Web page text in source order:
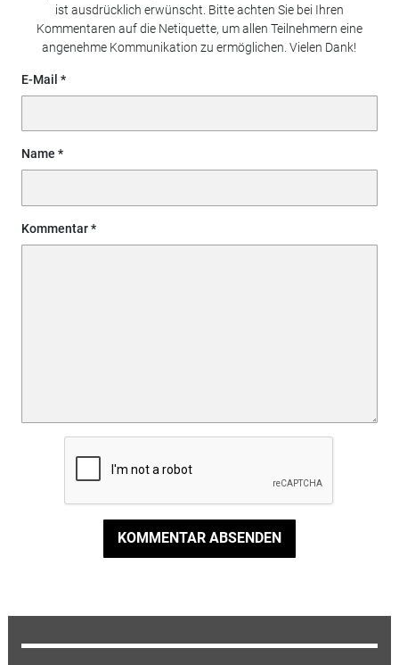
ist ausdrücklich erwünscht. Bitte achten Sie bei Ihren
Kommentaren auf die Netiquette, um allen Teilnehmern eine
angenehme Kommunikation zu ermöglichen. Vielen Dank!
E-Mail
Name
Kommentar
KOMMENTAR ABSENDEN